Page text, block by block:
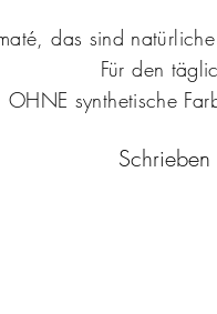
das sind
Für den
OHNE synthetische